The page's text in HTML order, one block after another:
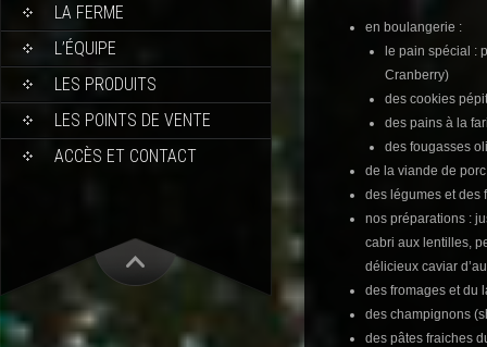
LA FERME
L’ÉQUIPE
LES PRODUITS
LES POINTS DE VENTE
ACCÈS ET CONTACT
en boulangerie :
le pain spécial :
Cranberry)
des cookies
des pains à la
des fougasses
de la viande de
des légumes et des
nos préparations :
cabri aux lentilles,
délicieux caviar
des fromages et du
des champignons
des pâtes fraiches